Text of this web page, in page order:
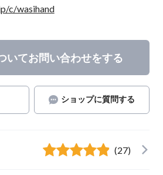
c/wasihand
いてお問い合わせをする
ショップに質問する
(27)